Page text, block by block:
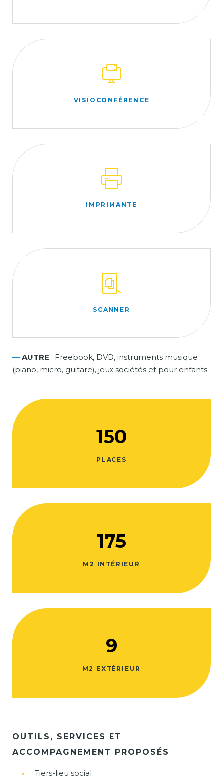
VISIOCONFÉRENCE
IMPRIMANTE
SCANNER
— AUTRE : Freebook, DVD, instruments musique
(piano, micro, guitare), jeux sociétés et pour enfants
150
PLACES
175
M2 INTÉRIEUR
9
M2 EXTÉRIEUR
OUTILS, SERVICES ET
ACCOMPAGNEMENT PROPOSÉS
Tiers-lieu social